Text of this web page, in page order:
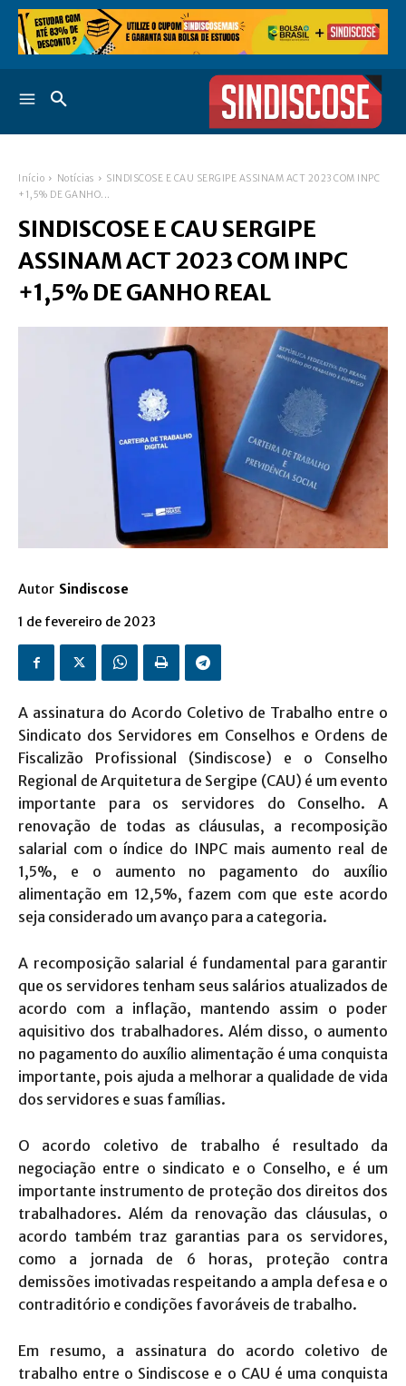
Início Notícias
SINDISCOSE E CAU SERGIPE ASSINAM ACT 2023 COM INPC
+1,5% DE GANHO...
SINDISCOSE E CAU SERGIPE
ASSINAM ACT 2023 COM INPC
+1,5% DE GANHO REAL
Autor Sindiscose
1 de fevereiro de 2023
A assinatura do Acordo Coletivo de Trabalho entre o
Sindicato dos Servidores em Conselhos e Ordens de
Fiscalizão Profissional (Sindiscose) e o Conselho
Regional de Arquitetura de Sergipe (CAU) é um evento
importante para os servidores do Conselho. A
renovação de todas as cláusulas, a recomposição
salarial com o índice do INPC mais aumento real de
1,5%, e o aumento no pagamento do auxílio
alimentação em 12,5%, fazem com que este acordo
seja considerado um avanço para a categoria.
A recomposição salarial é fundamental para garantir
que os servidores tenham seus salários atualizados de
acordo com a inflação, mantendo assim o poder
aquisitivo dos trabalhadores. Além disso, o aumento
no pagamento do auxílio alimentação é uma conquista
importante, pois ajuda a melhorar a qualidade de vida
dos servidores e suas famílias.
O acordo coletivo de trabalho é resultado da
negociação entre o sindicato e o Conselho, e é um
importante instrumento de proteção dos direitos dos
trabalhadores. Além da renovação das cláusulas, o
acordo também traz garantias para os servidores,
como a jornada de 6 horas, proteção contra
demissões imotivadas respeitando a ampla defesa e o
contraditório e condições favoráveis de trabalho.
Em resumo, a assinatura do acordo coletivo de
trabalho entre o Sindiscose e o CAU é uma conquista